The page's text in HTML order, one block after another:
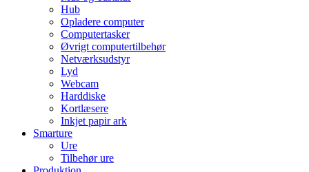
Hub
Opladere computer
Computertasker
Øvrigt computertilbehør
Netværksudstyr
Lyd
Webcam
Harddiske
Kortlæsere
Inkjet papir ark
Smarture
Ure
Tilbehør ure